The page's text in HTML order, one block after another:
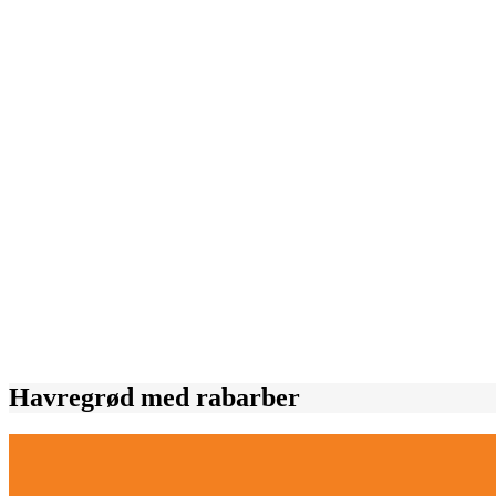
Havregrød med rabarber